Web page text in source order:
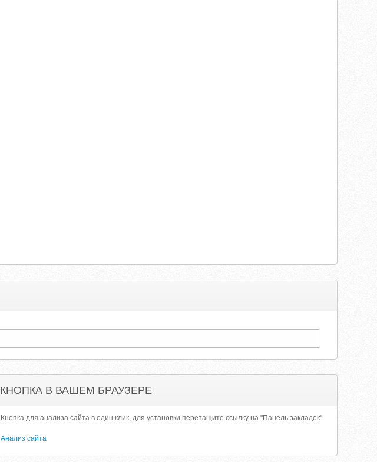
КНОПКА В ВАШЕМ БРАУЗЕРЕ
Кнопка для анализа сайта в один клик, для установки перетащите ссылку на "Панель закладок"
Анализ сайта